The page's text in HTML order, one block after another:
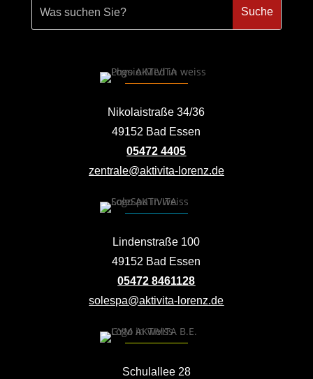
Nikolaistraße 34/36
49152 Bad Essen
05472 4405
zentrale@aktivita-lorenz.de
Lindenstraße 100
49152 Bad Essen
05472 8461128
solespa@aktivita-lorenz.de
Schulallee 28